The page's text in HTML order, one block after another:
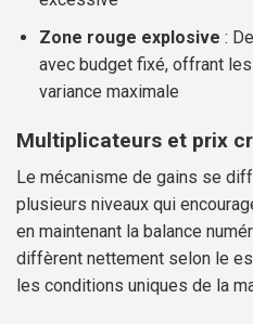
Zone rouge explosive :
avec budget fixé, offrant
variance maximale
Multiplicateurs et prix
Le mécanisme de gains se
plusieurs niveaux qui
en maintenant la balance
diffèrent nettement selon le
les conditions uniques de la